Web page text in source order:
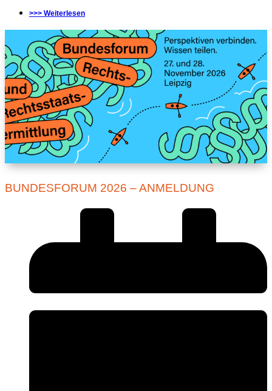
>>> Weiterlesen
BUNDESFORUM 2026 – ANMELDUNG